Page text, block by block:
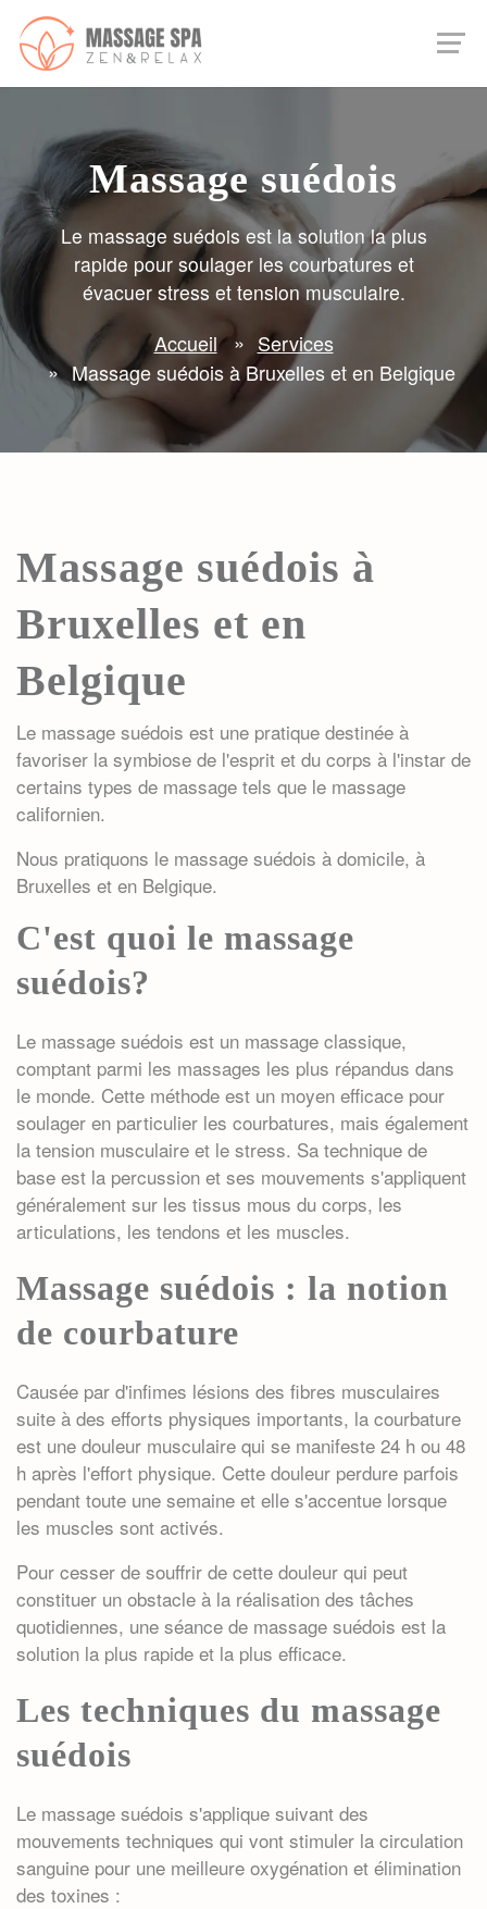
Massage suédois
Le massage suédois est la solution la plus
rapide pour soulager les courbatures et
évacuer stress et tension musculaire.
Accueil
Services
Massage suédois à Bruxelles et en Belgique
Massage suédois à
Bruxelles et en
Belgique
Le massage suédois est une pratique destinée à
favoriser la symbiose de l'esprit et du corps à l'instar de
certains types de massage tels que le massage
californien.
Nous pratiquons le massage suédois à domicile, à
Bruxelles et en Belgique.
C'est quoi le massage
suédois?
Le massage suédois est un massage classique,
comptant parmi les massages les plus répandus dans
le monde. Cette méthode est un moyen efficace pour
soulager en particulier les courbatures, mais également
la tension musculaire et le stress. Sa technique de
base est la percussion et ses mouvements s'appliquent
généralement sur les tissus mous du corps, les
articulations, les tendons et les muscles.
Massage suédois : la notion
de courbature
Causée par d'infimes lésions des fibres musculaires
suite à des efforts physiques importants, la courbature
est une douleur musculaire qui se manifeste 24 h ou 48
h après l'effort physique. Cette douleur perdure parfois
pendant toute une semaine et elle s'accentue lorsque
les muscles sont activés.
Pour cesser de souffrir de cette douleur qui peut
constituer un obstacle à la réalisation des tâches
quotidiennes, une séance de massage suédois est la
solution la plus rapide et la plus efficace.
Les techniques du massage
suédois
Le massage suédois s'applique suivant des
mouvements techniques qui vont stimuler la circulation
sanguine pour une meilleure oxygénation et élimination
des toxines :